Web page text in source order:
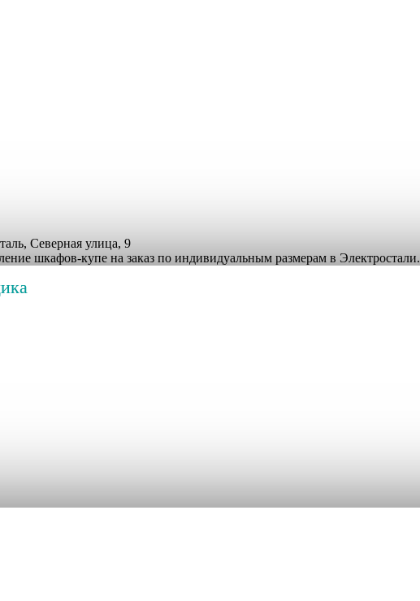
Северная улица, 9
шкафов-купе на заказ по индивидуальным размерам в Электростали.